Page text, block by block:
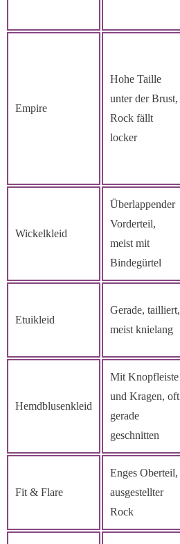
Empire
Hohe Taille
unter der Brust,
Rock fällt
locker
Wickelkleid
Überlappender
Vorderteil,
meist mit
Bindegürtel
Etuikleid
Gerade, tailliert,
meist knielang
Hemdblusenkleid
Mit Knopfleiste
und Kragen, oft
gerade
geschnitten
Fit & Flare
Enges Oberteil,
ausgestellter
Rock